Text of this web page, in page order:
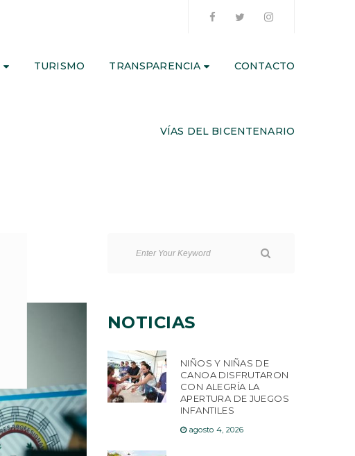
TURISMO TRANSPARENCIA CONTACTO
VÍAS DEL BICENTENARIO
NOTICIAS
NIÑOS Y NIÑAS DE
CANOA DISFRUTARON
CON ALEGRÍA LA
APERTURA DE JUEGOS
INFANTILES
agosto 4, 2026